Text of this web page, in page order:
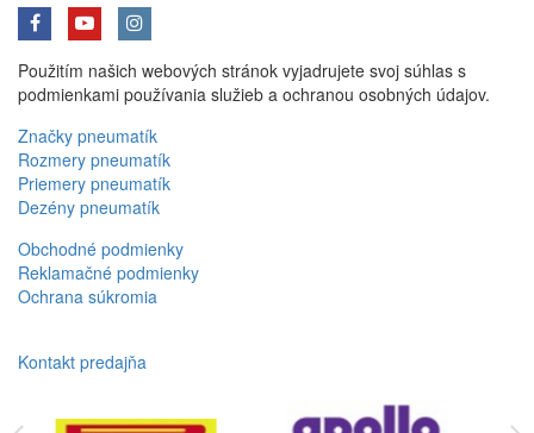
Použitím našich webových stránok vyjadrujete svoj súhlas s
podmienkami používania služieb a ochranou osobných údajov.
Značky pneumatík
Rozmery pneumatík
Priemery pneumatík
Dezény pneumatík
Obchodné podmienky
Reklamačné podmienky
Ochrana súkromia
Kontakt predajňa